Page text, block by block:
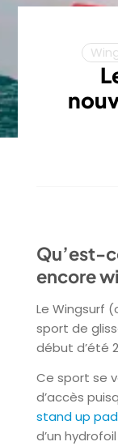
Qu’est-
encore
Le Wingsurf
sport de
début d’été
Ce sport se
d’accès
stand up
d’un